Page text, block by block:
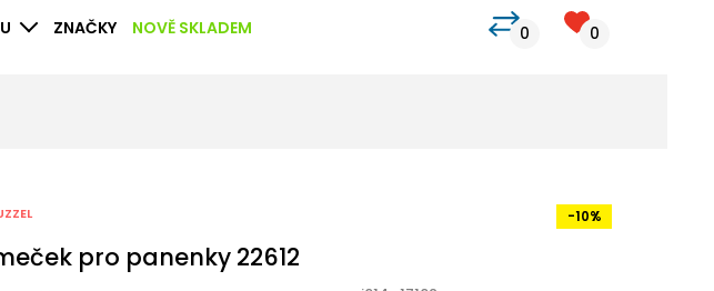
ZNAČKY NOVĚ SKLADEM 0 0
-10%
pro panenky 22612